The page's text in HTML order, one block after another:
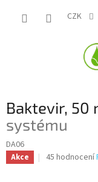
CZK
Baktevir, 50
systému
DA06
Akce
Průměrné
45 hodnocení